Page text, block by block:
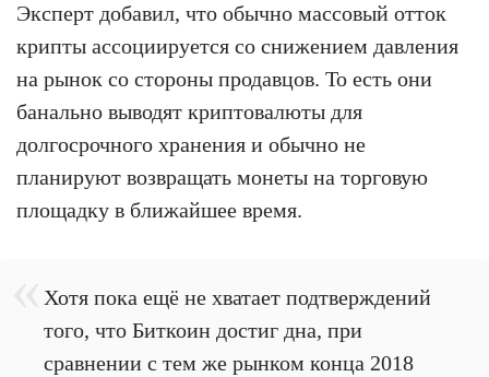
Эксперт добавил, что обычно массовый отток
крипты ассоциируется со снижением давления
на рынок со стороны продавцов. То есть они
банально выводят криптовалюты для
долгосрочного хранения и обычно не
планируют возвращать монеты на торговую
площадку в ближайшее время.
Хотя пока ещё не хватает подтверждений
того, что Биткоин достиг дна, при
сравнении с тем же рынком конца 2018